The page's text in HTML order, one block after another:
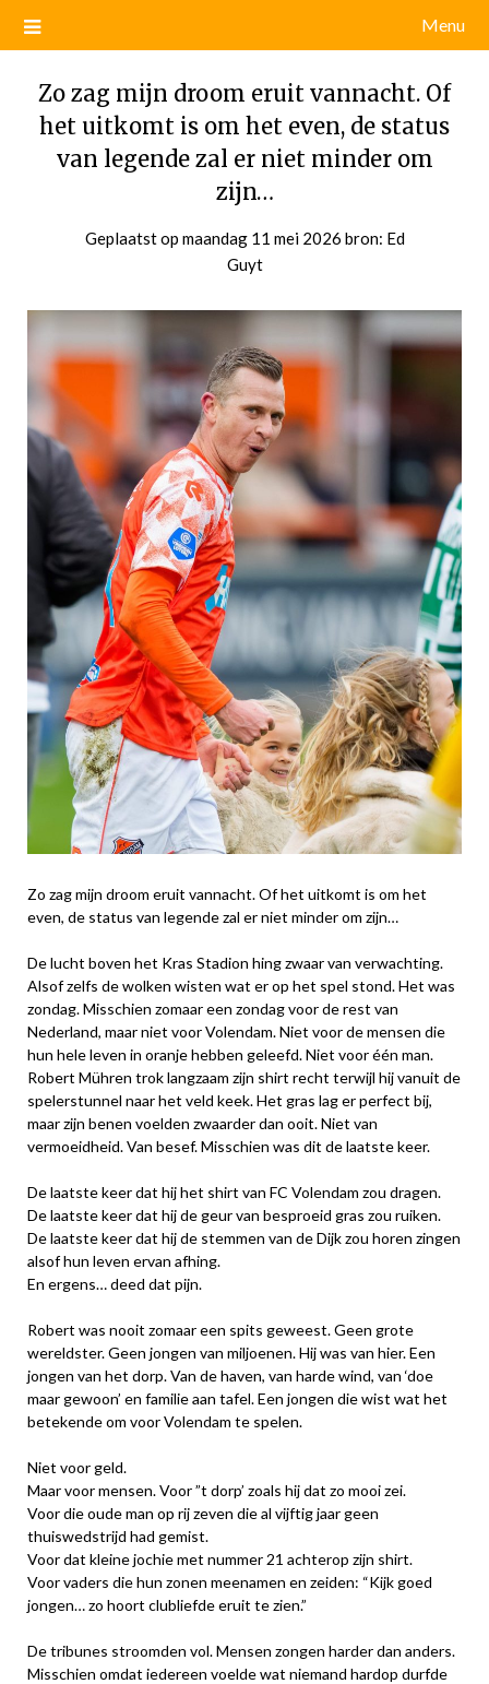
Menu
Zo zag mijn droom eruit vannacht. Of
het uitkomt is om het even, de status
van legende zal er niet minder om
zijn…
Geplaatst op maandag 11 mei 2026 door
bron: Ed
Guyt
Zo zag mijn droom eruit vannacht. Of het uitkomt is om het
even, de status van legende zal er niet minder om zijn…
De lucht boven het Kras Stadion hing zwaar van verwachting.
Alsof zelfs de wolken wisten wat er op het spel stond. Het was
zondag. Misschien zomaar een zondag voor de rest van
Nederland, maar niet voor Volendam. Niet voor de mensen die
hun hele leven in oranje hebben geleefd. Niet voor één man.
Robert Mühren trok langzaam zijn shirt recht terwijl hij vanuit de
spelerstunnel naar het veld keek. Het gras lag er perfect bij,
maar zijn benen voelden zwaarder dan ooit. Niet van
vermoeidheid. Van besef. Misschien was dit de laatste keer.
De laatste keer dat hij het shirt van FC Volendam zou dragen.
De laatste keer dat hij de geur van besproeid gras zou ruiken.
De laatste keer dat hij de stemmen van de Dijk zou horen zingen
alsof hun leven ervan afhing.
En ergens… deed dat pijn.
Robert was nooit zomaar een spits geweest. Geen grote
wereldster. Geen jongen van miljoenen. Hij was van hier. Een
jongen van het dorp. Van de haven, van harde wind, van ‘doe
maar gewoon’ en familie aan tafel. Een jongen die wist wat het
betekende om voor Volendam te spelen.
Niet voor geld.
Maar voor mensen. Voor ”t dorp’ zoals hij dat zo mooi zei.
Voor die oude man op rij zeven die al vijftig jaar geen
thuiswedstrijd had gemist.
Voor dat kleine jochie met nummer 21 achterop zijn shirt.
Voor vaders die hun zonen meenamen en zeiden: “Kijk goed
jongen… zo hoort clubliefde eruit te zien.”
De tribunes stroomden vol. Mensen zongen harder dan anders.
Misschien omdat iedereen voelde wat niemand hardop durfde